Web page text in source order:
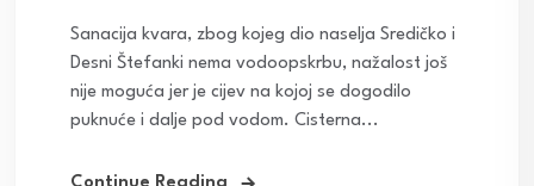
Sanacija kvara, zbog kojeg dio naselja Sredičko i
Desni Štefanki nema vodoopskrbu, nažalost još
nije moguća jer je cijev na kojoj se dogodilo
puknuće i dalje pod vodom. Cisterna...